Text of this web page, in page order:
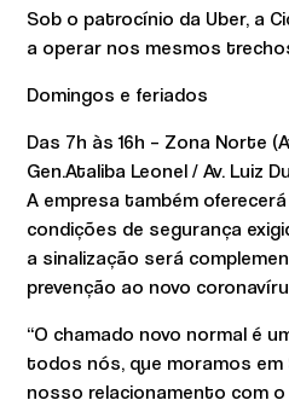
Sob o patrocínio da Uber, a
a operar nos mesmos
Domingos e feriados
Das 7h às 16h – Zona Norte
Gen.Ataliba Leonel / Av. Luiz
A empresa também
condições de segurança
a sinalização será
prevenção ao novo
“O chamado novo normal é
todos nós, que moramos em
nosso relacionamento com